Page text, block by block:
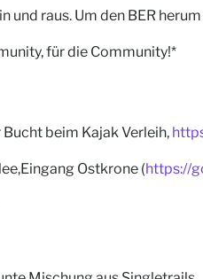
und raus. Um den BER
für die Community!*
beim Kajak Verleih,
Ostkrone (https://